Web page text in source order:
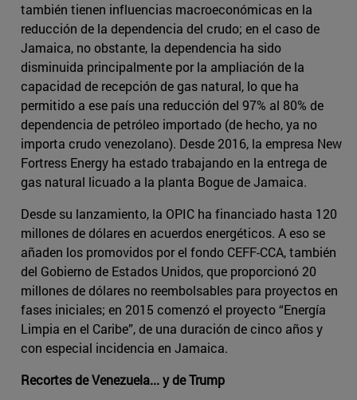
también tienen influencias macroeconómicas en la
reducción de la dependencia del crudo; en el caso de
Jamaica, no obstante, la dependencia ha sido
disminuida principalmente por la ampliación de la
capacidad de recepción de gas natural, lo que ha
permitido a ese país una reducción del 97% al 80% de
dependencia de petróleo importado (de hecho, ya no
importa crudo venezolano). Desde 2016, la empresa New
Fortress Energy ha estado trabajando en la entrega de
gas natural licuado a la planta Bogue de Jamaica.
Desde su lanzamiento, la OPIC ha financiado hasta 120
millones de dólares en acuerdos energéticos. A eso se
añaden los promovidos por el fondo CEFF-CCA, también
del Gobierno de Estados Unidos, que proporcionó 20
millones de dólares no reembolsables para proyectos en
fases iniciales; en 2015 comenzó el proyecto “Energía
Limpia en el Caribe”, de una duración de cinco años y
con especial incidencia en Jamaica.
Recortes de Venezuela... y de Trump